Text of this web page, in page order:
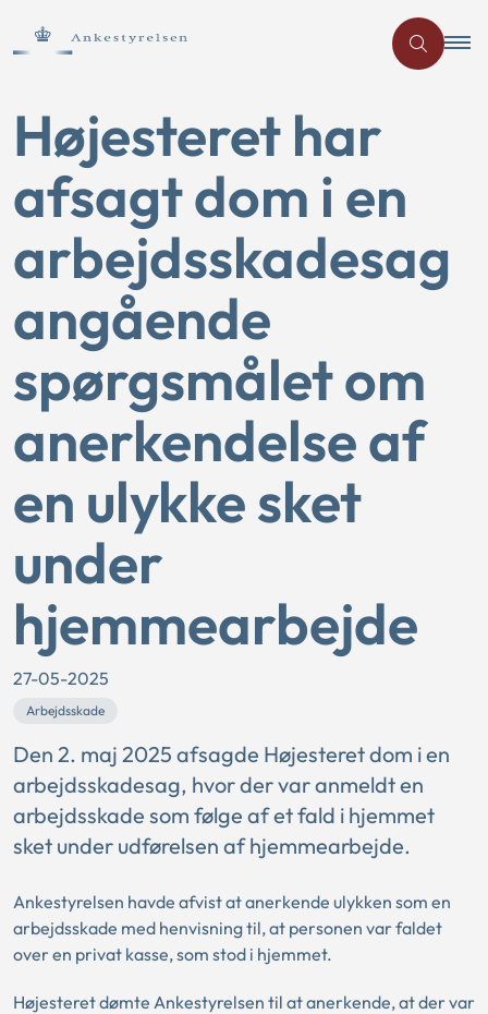
Højesteret har
afsagt dom i en
arbejdsskadesag
angående
spørgsmålet om
anerkendelse af
en ulykke sket
under
hjemmearbejde
27-05-2025
Arbejdsskade
Den 2. maj 2025 afsagde Højesteret dom i en
arbejdsskadesag, hvor der var anmeldt en
arbejdsskade som følge af et fald i hjemmet
sket under udførelsen af hjemmearbejde.
Ankestyrelsen havde afvist at anerkende ulykken som en
arbejdsskade med henvisning til, at personen var faldet
over en privat kasse, som stod i hjemmet.
Højesteret dømte Ankestyrelsen til at anerkende, at der var